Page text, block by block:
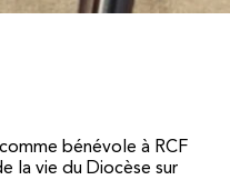
bénévole à RCF
la vie du Diocèse sur